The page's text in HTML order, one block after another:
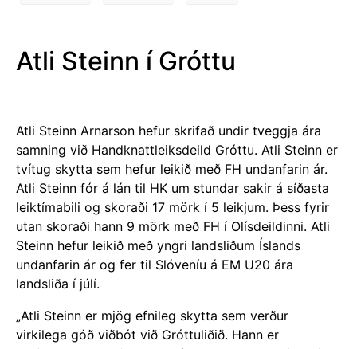
Atli Steinn í Gróttu
Atli Steinn Arnarson hefur skrifað undir tveggja ára
samning við Handknattleiksdeild Gróttu. Atli Steinn er
tvítug skytta sem hefur leikið með FH undanfarin ár.
Atli Steinn fór á lán til HK um stundar sakir á síðasta
leiktímabili og skoraði 17 mörk í 5 leikjum. Þess fyrir
utan skoraði hann 9 mörk með FH í Olísdeildinni. Atli
Steinn hefur leikið með yngri landsliðum Íslands
undanfarin ár og fer til Slóveníu á EM U20 ára
landsliða í júlí.
„Atli Steinn er mjög efnileg skytta sem verður
virkilega góð viðbót við Gróttuliðið. Hann er